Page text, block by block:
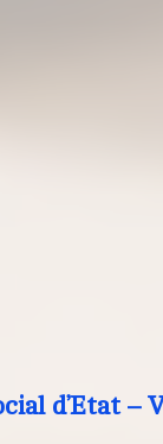
d’Etat –